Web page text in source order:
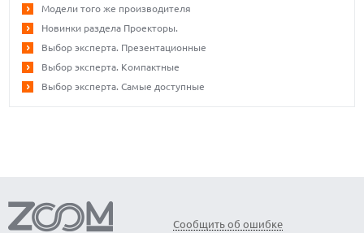
Модели того же производителя
Новинки раздела Проекторы.
Выбор эксперта. Презентационные
Выбор эксперта. Компактные
Выбор эксперта. Самые доступные
Сообщить об ошибке